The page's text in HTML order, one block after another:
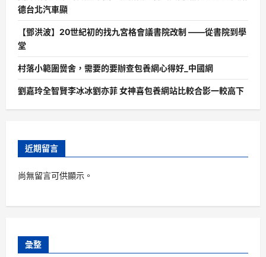
德台北汽車顯
【鄧洪波】20世紀初的找九宮格會議書院改制 ——從書院到學
堂
村落小範圍黌舍，需要的要辦查包養網心得好_中國網
劉嘉玲全智賢李冰冰劉亦菲 女神喜包養網站比較合影一較高下
近期留言
尚無留言可供顯示。
彙整